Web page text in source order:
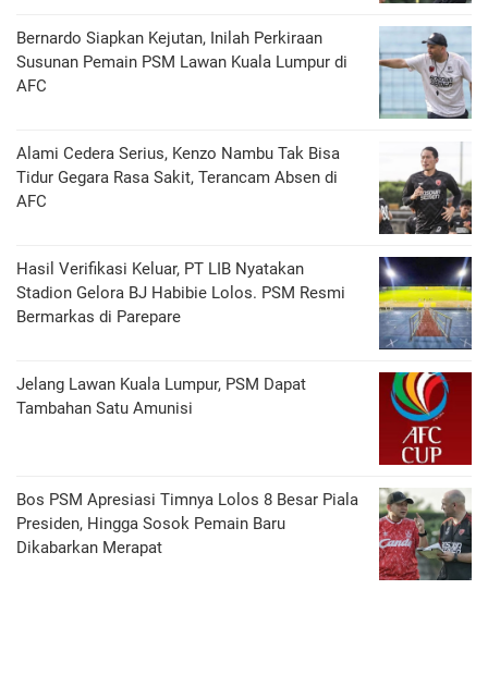
Bernardo Siapkan Kejutan, Inilah Perkiraan
Susunan Pemain PSM Lawan Kuala Lumpur di
AFC
Alami Cedera Serius, Kenzo Nambu Tak Bisa
Tidur Gegara Rasa Sakit, Terancam Absen di
AFC
Hasil Verifikasi Keluar, PT LIB Nyatakan
Stadion Gelora BJ Habibie Lolos. PSM Resmi
Bermarkas di Parepare
Jelang Lawan Kuala Lumpur, PSM Dapat
Tambahan Satu Amunisi
Bos PSM Apresiasi Timnya Lolos 8 Besar Piala
Presiden, Hingga Sosok Pemain Baru
Dikabarkan Merapat